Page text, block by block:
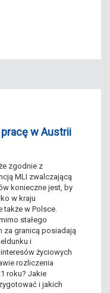
w Austrii
zgodnie z
MLI zwalczającą
konieczne jest, by
w kraju
także w Polsce.
stałego
za granicą posiadają
i
życiowych
rozliczenia
roku? Jakie
i jakich